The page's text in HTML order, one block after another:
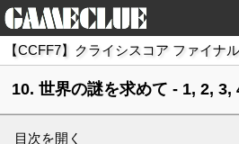
【CCFF7】クライシスコア ファイナ
10. 世界の謎を求めて - 1, 2, 3,
目次を開く